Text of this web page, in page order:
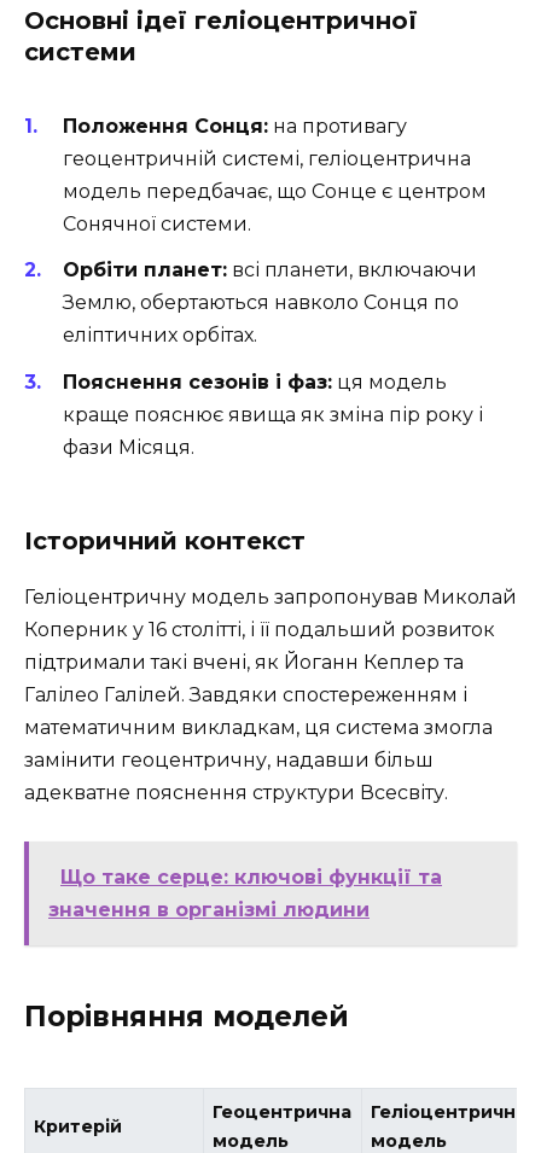
Основні ідеї геліоцентричної
системи
Положення Сонця: на противагу
геоцентричній системі, геліоцентрична
модель передбачає, що Сонце є центром
Сонячної системи.
Орбіти планет: всі планети, включаючи
Землю, обертаються навколо Сонця по
еліптичних орбітах.
Пояснення сезонів і фаз: ця модель
краще пояснює явища як зміна пір року і
фази Місяця.
Історичний контекст
Геліоцентричну модель запропонував Миколай
Коперник у 16 столітті, і її подальший розвиток
підтримали такі вчені, як Йоганн Кеплер та
Галілео Галілей. Завдяки спостереженням і
математичним викладкам, ця система змогла
замінити геоцентричну, надавши більш
адекватне пояснення структури Всесвіту.
Що таке серце: ключові функції та
значення в організмі людини
Порівняння моделей
Критерій
Геоцентрична
модель
Геліоцентрична
модель